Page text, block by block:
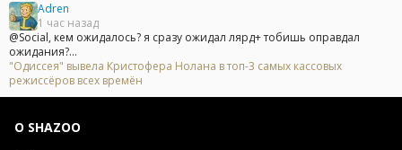
Adren
1 час назад
@Social, кем ожидалось? я сразу ожидал лярд+ тобишь оправдал
ожидания?...
"Одиссея" вывела Кристофера Нолана в топ-3 самых кассовых
режиссёров всех времён
О SHAZOO